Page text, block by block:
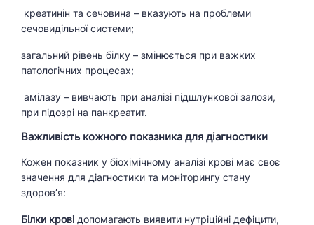
креатинін та сечовина – вказують на проблеми
сечовидільної системи;
загальний рівень білку – змінюється при важких
патологічних процесах;
амілазу – вивчають при аналізі підшлункової залози,
при підозрі на панкреатит.
Важливість кожного показника для діагностики
Кожен показник у біохімічному аналізі крові має своє
значення для діагностики та моніторингу стану
здоров’я:
Білки крові допомагають виявити нутріційні дефіцити,